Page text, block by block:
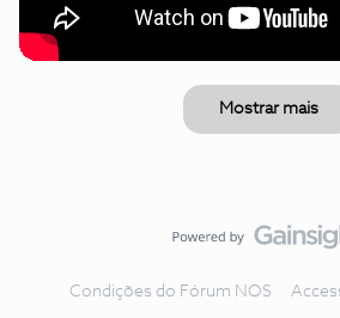
Mostrar mais
Condições do Fórum NOS